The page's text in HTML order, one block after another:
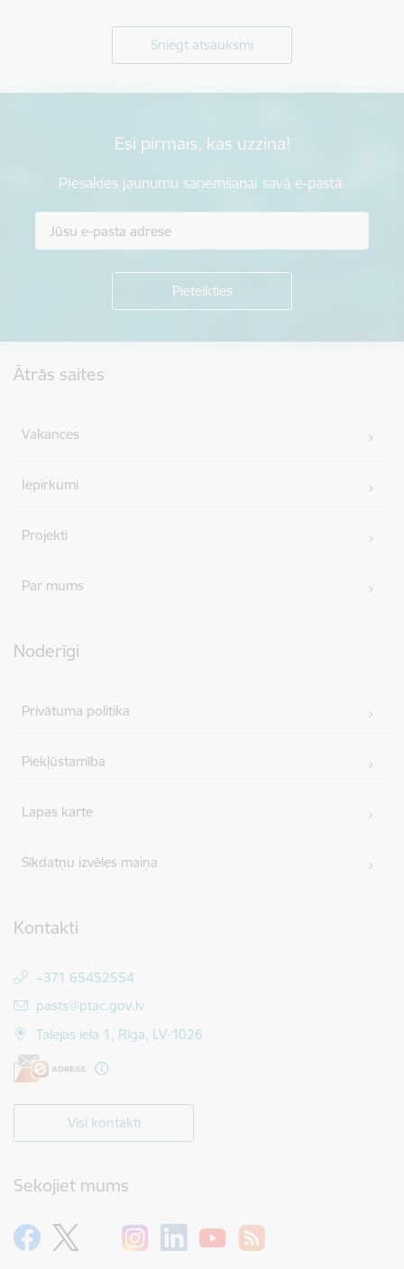
Sniegt atsauksmi
Esi pirmais, kas uzzina!
Piesakies jaunumu saņemšanai savā e-pastā.
Ātrās saites
Vakances
Iepirkumi
Projekti
Par mums
Noderīgi
Privātuma politika
Piekļūstamība
Lapas karte
Sīkdatņu izvēles maiņa
Kontakti
+371 65452554
E-pasts:
pasts@ptac.gov.lv
Talejas iela 1, Rīga, LV-1026
Visi kontakti
Sekojiet mums